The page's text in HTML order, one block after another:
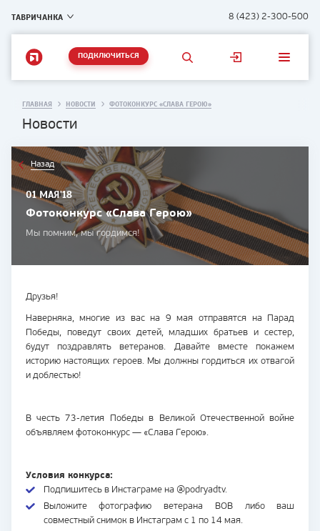
ТАВРИЧАНКА 8 (423) 2-300-500
ПОДКЛЮЧИТЬСЯ
ГЛАВНАЯ НОВОСТИ ФОТОКОНКУРС «СЛАВА ГЕРОЮ»
Новости
Назад
01 МАЯ'18
Фотоконкурс «Слава Герою»
Мы помним, мы гордимся!
Друзья!
Наверняка, многие из вас на 9 мая отправятся на Парад
Победы, поведут своих детей, младших братьев и сестер,
будут поздравлять ветеранов. Давайте вместе покажем
историю настоящих героев. Мы должны гордиться их отвагой
и доблестью!
В честь73-летия Победы в Великой Отечественной войне
объявляем фотоконкурс — «Слава Герою».
Условия конкурса:
Подпишитесь в Инстаграме на @podryadtv.
Выложите фотографию ветерана ВОВ либо ваш
совместный снимок в Инстаграм с 1 по 14 мая.